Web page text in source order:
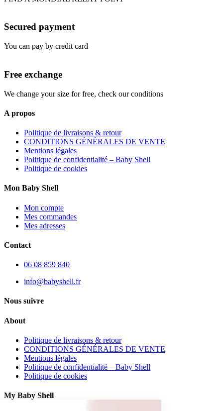
Secured payment
You can pay by credit card
Free exchange
We change your size for free, check our conditions
A propos
Politique de livraisons & retour
CONDITIONS GÉNÉRALES DE VENTE
Mentions légales
Politique de confidentialité – Baby Shell
Politique de cookies
Mon Baby Shell
Mon compte
Mes commandes
Mes adresses
Contact
06 08 859 840
info@babyshell.fr
Nous suivre
About
Politique de livraisons & retour
CONDITIONS GÉNÉRALES DE VENTE
Mentions légales
Politique de confidentialité – Baby Shell
Politique de cookies
My Baby Shell